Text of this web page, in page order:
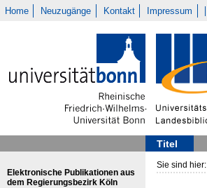
Home Neuzugänge Kontakt Impressum
Titel
Elektronische Publikationen aus
dem Regierungsbezirk Köln
Sie sind hier: